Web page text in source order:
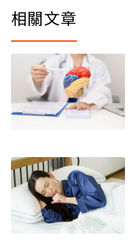
相關文章